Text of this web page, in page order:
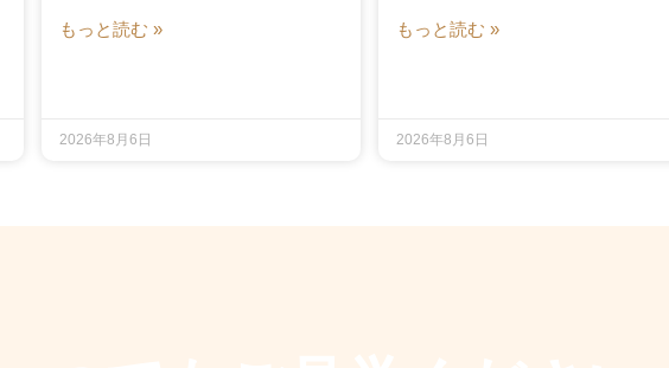
もっと読む »
2026年8月6日
もっと読む »
2026年8月6日